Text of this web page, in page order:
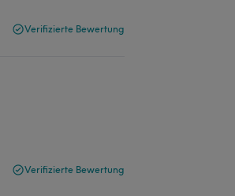
Verifizierte Bewertung
Verifizierte Bewertung